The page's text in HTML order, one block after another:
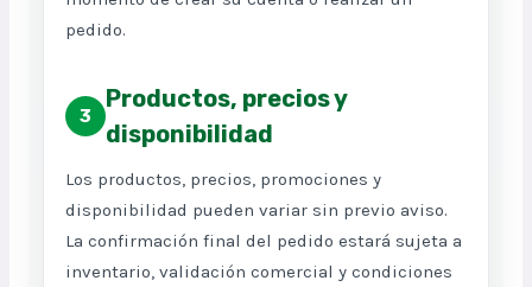
pedido.
3
Productos, precios y
disponibilidad
Los productos, precios, promociones y
disponibilidad pueden variar sin previo aviso.
La confirmación final del pedido estará sujeta a
inventario, validación comercial y condiciones